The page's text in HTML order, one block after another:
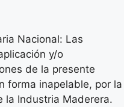
Nacional: Las
y/o
de la presente
forma inapelable, por la
la Industria Maderera.